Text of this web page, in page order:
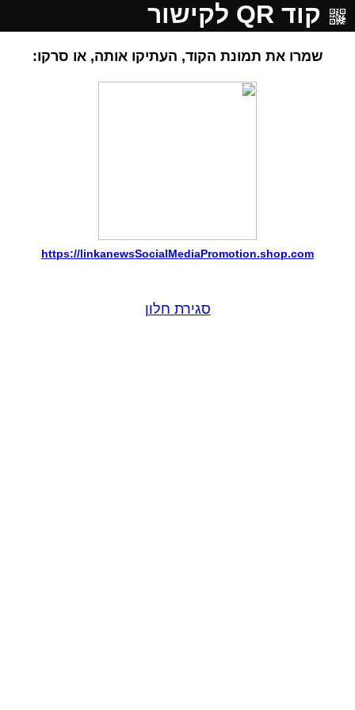
קוד QR לקישור
שמרו את תמונת הקוד, העתיקו אותה, או סרקו:
https://linkanewsSocialMediaPromotion.shop.com
סגירת חלון